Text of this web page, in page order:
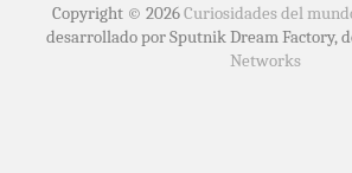
Copyright © 2026Curiosidades del
desarrollado por Sputnik Dream Factory,
Networks